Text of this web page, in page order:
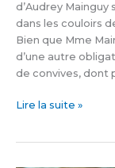
d’Audrey Mainguy
dans les couloirs
Bien que Mme
d’une autre
de convives, dont
Lire la suite »